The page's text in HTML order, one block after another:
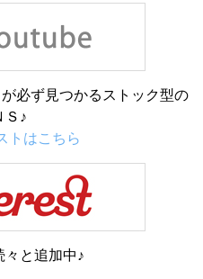
必ず見つかるストック型の
Ｓ♪
トはこちら
々と追加中♪